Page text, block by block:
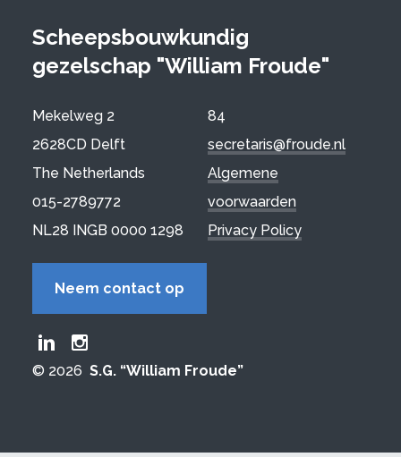
Scheepsbouwkundig
gezelschap "William Froude"
Mekelweg 2
2628CD Delft
The Netherlands
015-2789772
NL28 INGB 0000 1298
84
secretaris@froude.nl
Algemene
voorwaarden
Privacy Policy
Neem contact op
© 2026 S.G. “William Froude”